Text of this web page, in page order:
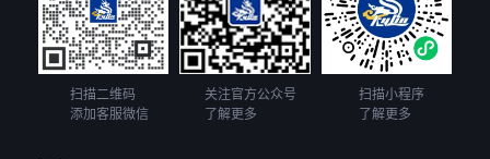
扫描二维码
添加客服微信
关注官方公众号
了解更多
扫描小程序
了解更多